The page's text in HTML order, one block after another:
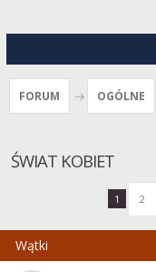
FORUM OGÓLNE
ŚWIAT KOBIET
1 2
Wątki